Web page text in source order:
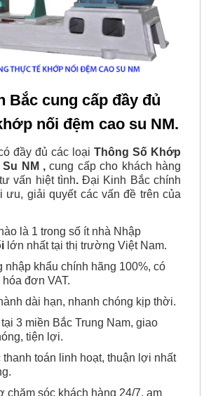
Bắc cung cấp đầy đủ
nối đệm cao su NM.
đầy đủ các loại Thông Số Khớp
NM ,cung cấp cho khách hàng
vấn hiệt tình.Đại Kinh Bắc chính
ưu, giải quyết các vấn đề trên của
là 1 trong số ít nhà Nhập
lớn nhất tại thị trường Việt Nam.
nhập khẩu chính hãng 100%, có
đơn VAT.
dài hạn, nhanh chóng kịp thời.
3 miền Bắc Trung Nam, giao
tiện lợi.
toán linh hoạt, thuận lợi nhất
chăm sóc khách hàng 24/7, am